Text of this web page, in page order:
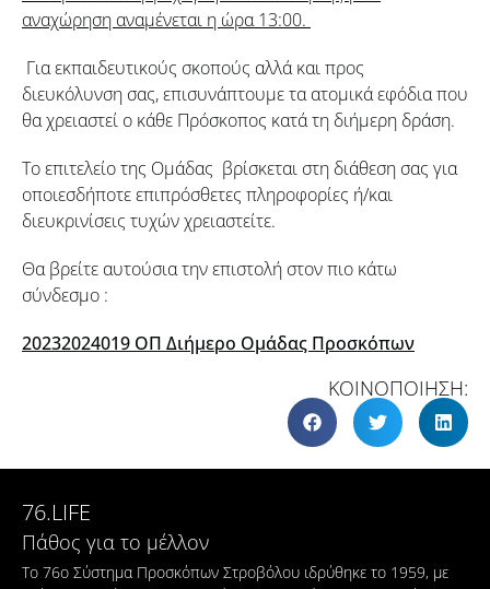
αναχώρηση αναμένεται η ώρα 13:00.
Για εκπαιδευτικούς σκοπούς αλλά και προς
διευκόλυνση σας, επισυνάπτουμε τα ατομικά εφόδια που
θα χρειαστεί ο κάθε Πρόσκοπος κατά τη διήμερη δράση.
Το επιτελείο της Ομάδας βρίσκεται στη διάθεση σας για
οποιεσδήποτε επιπρόσθετες πληροφορίες ή/και
διευκρινίσεις τυχών χρειαστείτε.
Θα βρείτε αυτούσια την επιστολή στον πιο κάτω
σύνδεσμο :
20232024019 ΟΠ Διήμερο Ομάδας Προσκόπων
ΚΟΙΝΟΠΟΙΗΣΗ:
76.LIFE
Πάθος για το μέλλον
Το 76ο Σύστημα Προσκόπων Στροβόλου ιδρύθηκε το 1959, με